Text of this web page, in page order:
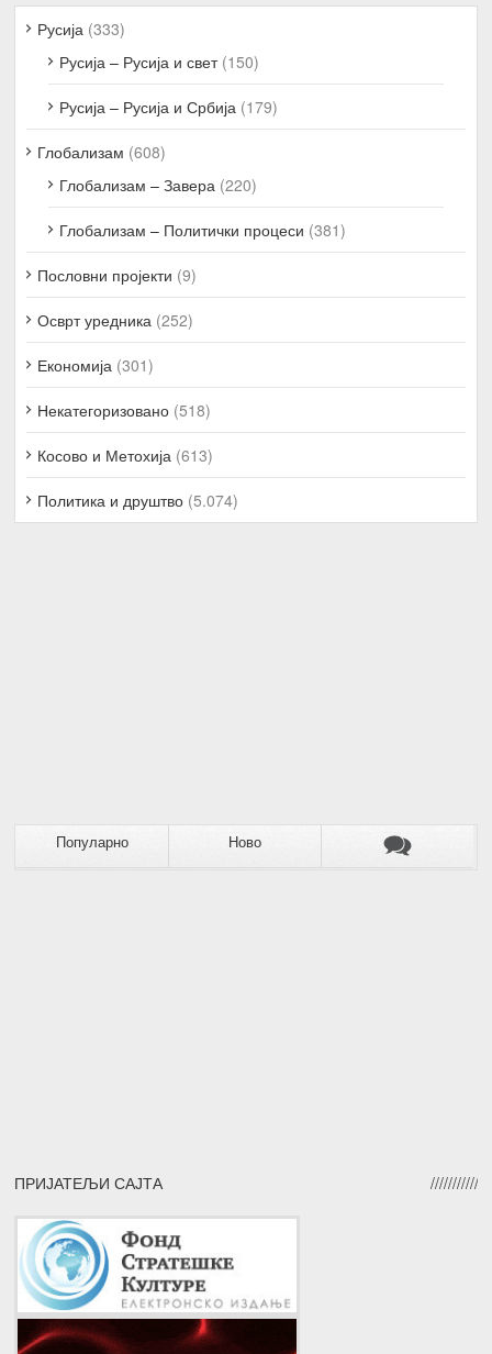
Русија (333)
Русија – Русија и свет(150)
Русија – Русија и Србија (179)
Глобализам (608)
Глобализам – Завера (220)
Глобализам – Политички процеси (381)
Пословни пројекти (9)
Осврт уредника (252)
Економија (301)
Некатегоризовано (518)
Косово и Метохија (613)
Политика и друштво (5.074)
Популарно Ново
ПРИЈАТЕЉИ САЈТА